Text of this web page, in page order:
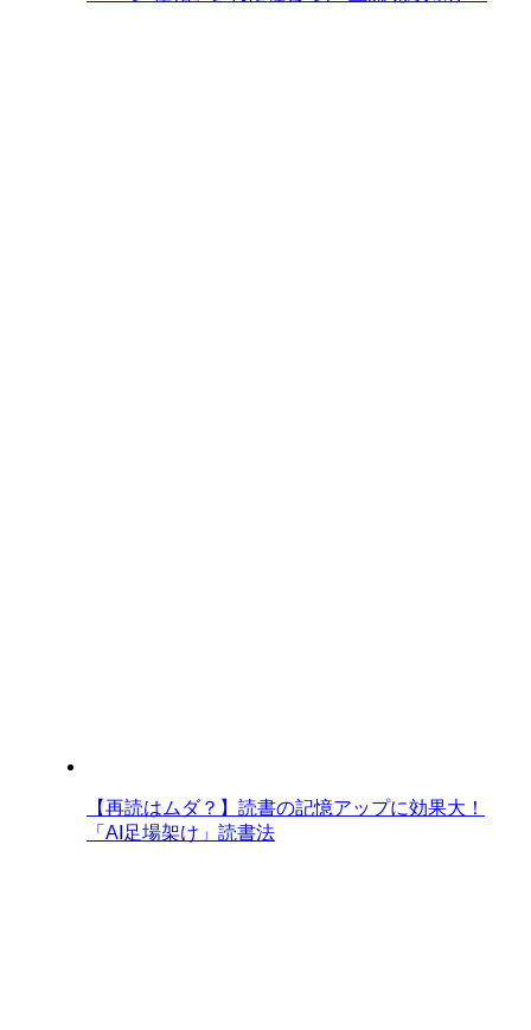
【再読はムダ？】読書の記憶アップに効果大！
「AI足場架け」読書法